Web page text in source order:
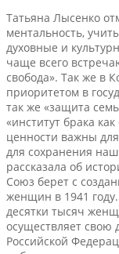
Татьяна Лысенко
ментальность,
духовные и
чаще всего
свобода». Так же в
приоритетом в
так же «защита
«институт брака
ценности важны
для сохранения
рассказала об
Союз берет с
женщин в 1941
десятки тысяч
осуществляет свою
Российской